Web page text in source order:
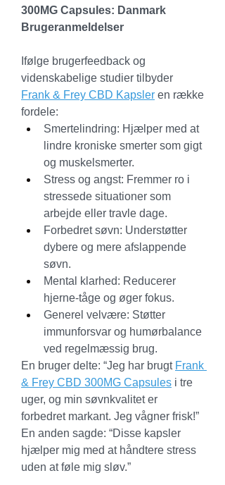
300MG Capsules: Danmark
Brugeranmeldelser
Ifølge brugerfeedback og
Frank & Frey CBD Kapsler en række
fordele:
Smertelindring: Hjælper med at
lindre kroniske smerter som gigt
og muskelsmerter.
Stress og angst: Fremmer ro i
stressede situationer som
arbejde eller travle dage.
Forbedret søvn: Understøtter
dybere og mere afslappende
søvn.
Mental klarhed: Reducerer
hjerne-tåge og øger fokus.
Generel velvære: Støtter
immunforsvar og humørbalance
ved regelmæssig brug.
En bruger delte: “Jeg har brugt Frank
& Frey CBD 300MG Capsules i tre
uger, og min søvnkvalitet er
forbedret markant. Jeg vågner frisk!”
En anden sagde: “Disse kapsler
hjælper mig med at håndtere stress
uden at føle mig sløv.”